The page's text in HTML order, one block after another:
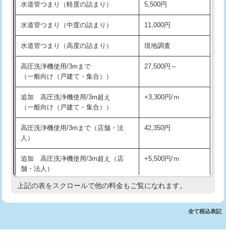
洗面台設置 38,500円
化粧台設置 22,000円
追加人工 16,500円
廃棄・処分 現場見積
※給水管工事は20mmまでの価格です。
交換・取付(排水栓・排水トラップ
22,000円+材料費
持込商品取付（混合水栓）
持込商品取付（浄水器・分岐水栓） 16,500円
業）
排水管工事（追加 排水管工事/3ｍ超
え）
マス交換（土の掘削・埋め戻し作業） 11,000円~
水道管つまり（軽度の詰まり） 5,500円
水道管つまり（中度の詰まり） 11,000円
水道管つまり（高度の詰まり） 現地調査
高圧洗浄機使用/3mまで
（一般向け（戸建て・集合））
27,500円～
追加 高圧洗浄機使用/3m超え
（一般向け（戸建て・集合））
+3,300円/ｍ
高圧洗浄機使用/3mまで（店舗・法
人）
42,350円
追加 高圧洗浄機使用/3m超え（店
舗・法人）
+5,500円/ｍ
高度高圧洗浄換 現地調査
トーラー機使用/3mまで 33,000円
上記の表をスクロールで他の料金もご覧になれます。
全て税込表記